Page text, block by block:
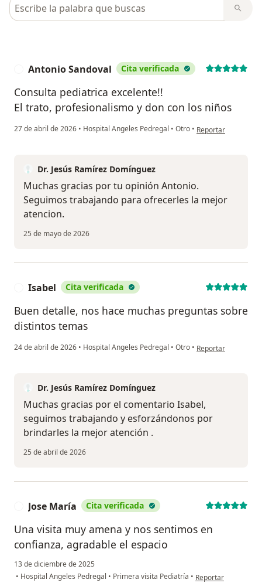
Antonio Sandoval Cita verificada
Consulta pediatrica excelente!!
El trato, profesionalismo y don con los niños
27 de abril de 2026 • Hospital Angeles Pedregal • Otro • en opinión del
Reportar
Dr. Jesús Ramírez Domínguez
Muchas gracias por tu opinión Antonio.
Seguimos trabajando para ofrecerles la mejor
atencion.
25 de mayo de 2026
Isabel Cita verificada
Buen detalle, nos hace muchas preguntas sobre
distintos temas
24 de abril de 2026 • Hospital Angeles Pedregal • Otro • en opinión del
Reportar
Dr. Jesús Ramírez Domínguez
Muchas gracias por el comentario Isabel,
seguimos trabajando y esforzándonos por
brindarles la mejor atención .
25 de abril de 2026
Jose María Cita verificada
Una visita muy amena y nos sentimos en
confianza, agradable el espacio
13 de diciembre de 2025
• Hospital Angeles Pedregal • Primera visita Pediatría • en opinión del
Reportar